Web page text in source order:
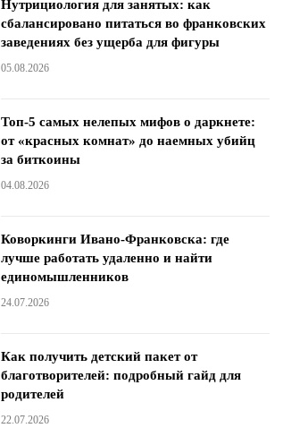
Нутрициология для занятых: как
сбалансировано питаться во франковских
заведениях без ущерба для фигуры
05.08.2026
Топ-5 самых нелепых мифов о даркнете:
от «красных комнат» до наемных убийц
за биткоины
04.08.2026
Коворкинги Ивано-Франковска: где
лучше работать удаленно и найти
единомышленников
24.07.2026
Как получить детский пакет от
благотворителей: подробный гайд для
родителей
22.07.2026